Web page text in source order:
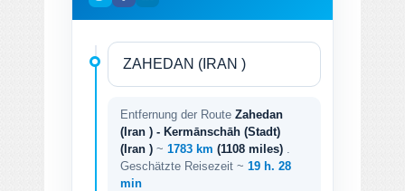
Entfernung der Route Zahedan
(Iran ) - Kermānschāh (Stadt)
(Iran ) ~ 1783 km (1108 miles)
Geschätzte Reisezeit ~ 19 h. 28
min